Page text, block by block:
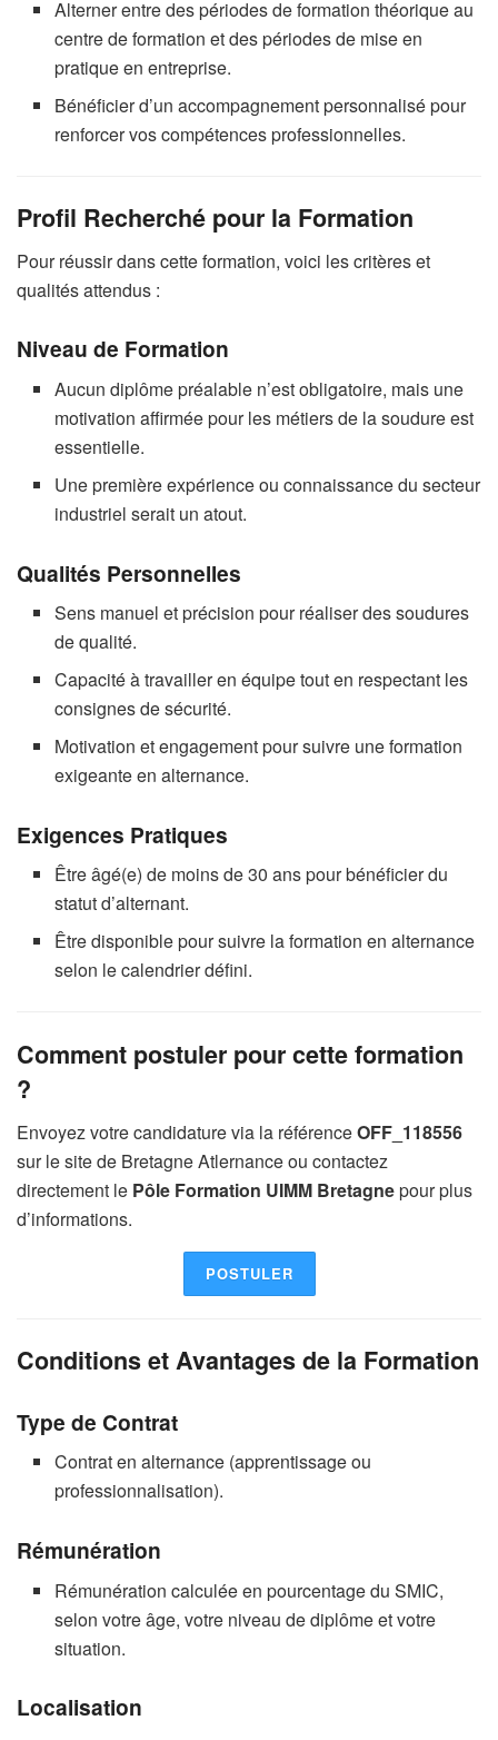
Alterner entre des périodes de formation théorique au
centre de formation et des périodes de mise en
pratique en entreprise.
Bénéficier d’un accompagnement personnalisé pour
renforcer vos compétences professionnelles.
Profil Recherché pour la Formation
Pour réussir dans cette formation, voici les critères et
qualités attendus :
Niveau de Formation
Aucun diplôme préalable n’est obligatoire, mais une
motivation affirmée pour les métiers de la soudure est
essentielle.
Une première expérience ou connaissance du secteur
industriel serait un atout.
Qualités Personnelles
Sens manuel et précision pour réaliser des soudures
de qualité.
Capacité à travailler en équipe tout en respectant les
consignes de sécurité.
Motivation et engagement pour suivre une formation
exigeante en alternance.
Exigences Pratiques
Être âgé(e) de moins de 30 ans pour bénéficier du
statut d’alternant.
Être disponible pour suivre la formation en alternance
selon le calendrier défini.
Comment postuler pour cette formation
?
Envoyez votre candidature via la référenceOFF_118556
sur le site de Bretagne Atlernance ou contactez
directement le Pôle Formation UIMM Bretagnepour plus
d’informations.
POSTULER
Conditions et Avantages de la Formation
Type de Contrat
Contrat en alternance (apprentissage ou
professionnalisation).
Rémunération
Rémunération calculée en pourcentage du SMIC,
selon votre âge, votre niveau de diplôme et votre
situation.
Localisation